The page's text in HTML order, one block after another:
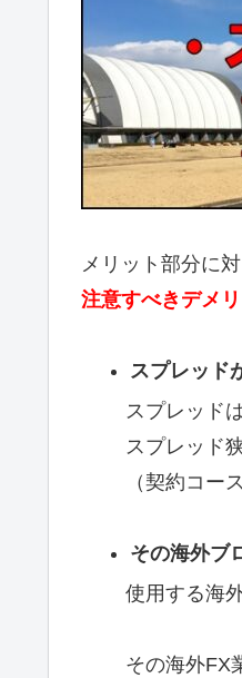
メリット部分に対
注意すべきデメ
スプレッド
スプレッド
スプレッド
（契約コー
その海外ブ
使用する海
その海外FX